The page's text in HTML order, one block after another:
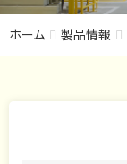
ホーム 製品情報